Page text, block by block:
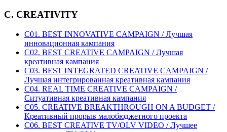
C. CREATIVITY
C01. BEST INNOVATIVE CAMPAIGN / Лучшая
инновационная кампания
C02. BEST CREATIVE CAMPAIGN / Лучшая
креативная кампания
C03. BEST INTEGRATED CREATIVE CAMPAIGN /
Лучшая интегрированная креативная кампания
C04. REAL TIME CREATIVE CAMPAIGN /
Ситуативная креативная кампания
C05. CREATIVE BREAKTHROUGH ON A BUDGET /
Креативный прорыв малобюджетного проекта
C06. BEST CREATIVE TV/OLV VIDEO / Лучшее